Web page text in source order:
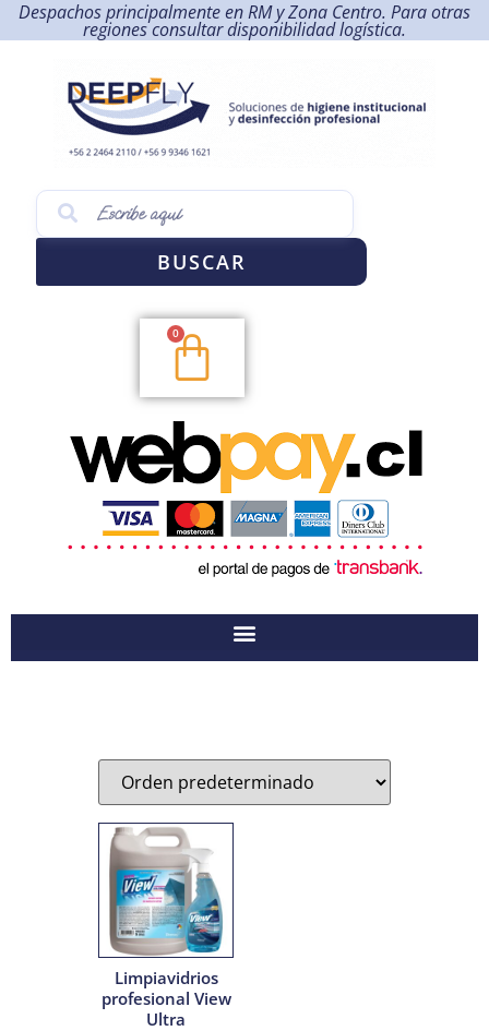
Despachos principalmente en RM y Zona Centro. Para otras
regiones consultar disponibilidad logística.
BUSCAR
0
Limpiavidrios
profesional View
Ultra